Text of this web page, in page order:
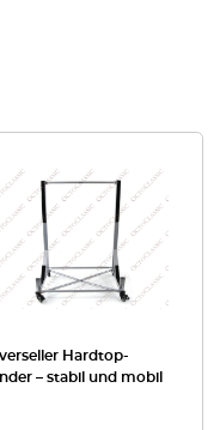
Hardtop-
– stabil und mobil